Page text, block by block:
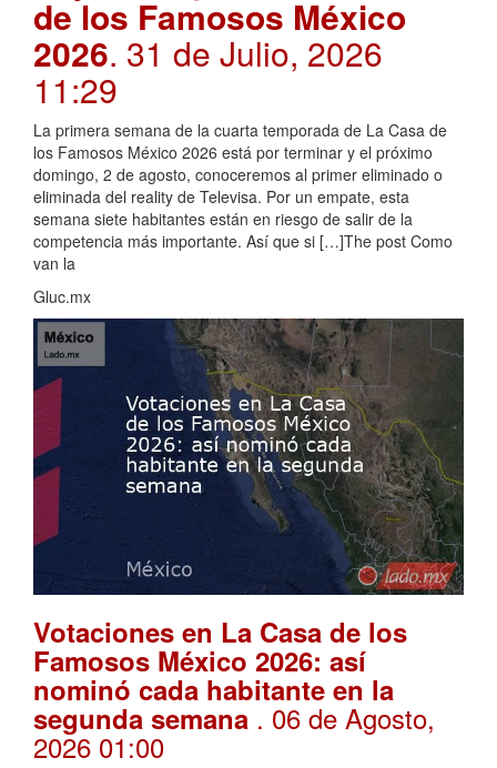
de los Famosos México
2026. 31 de Julio, 2026
11:29
La primera semana de la cuarta temporada de La Casa de
los Famosos México 2026 está por terminar y el próximo
domingo, 2 de agosto, conoceremos al primer eliminado o
eliminada del reality de Televisa. Por un empate, esta
semana siete habitantes están en riesgo de salir de la
competencia más importante. Así que si […]The post Como
van la
Gluc.mx
Votaciones en La Casa de los
Famosos México 2026: así
nominó cada habitante en la
segunda semana . 06 de Agosto,
2026 01:00